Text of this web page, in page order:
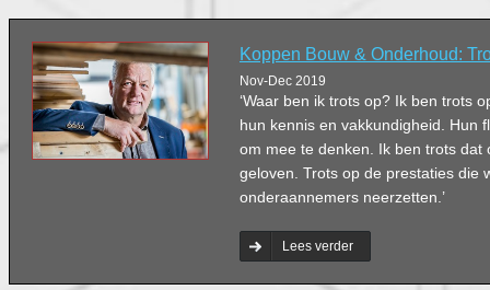
Koppen Bouw & Onderhoud:
Nov-Dec 2019
‘Waar ben ik trots op? Ik ben trots
hun kennis en vakkundigheid. Hun
om mee te denken. Ik ben trots dat
geloven. Trots op de prestaties die
onderaannemers neerzetten.’
Lees verder